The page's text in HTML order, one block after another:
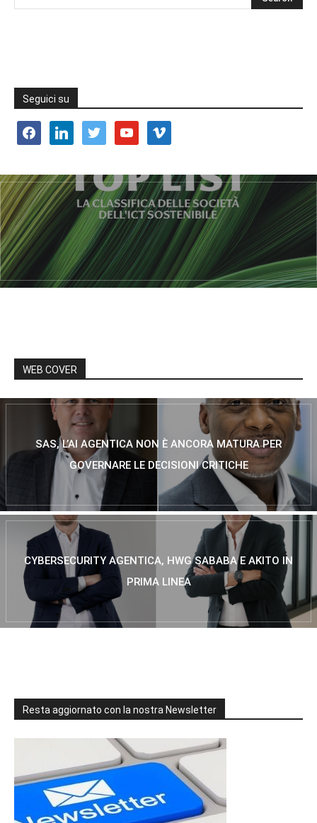
Seguici su
facebooklinkedin twitter youtube vimeo
WEB COVER
SAS, L’AI AGENTICA NON È ANCORA MATURA PER
GOVERNARE LE DECISIONI CRITICHE
CYBERSECURITY AGENTICA, HWG SABABA E AKITO IN
PRIMA LINEA
Resta aggiornato con la nostra Newsletter